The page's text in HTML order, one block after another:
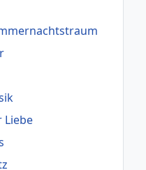
Liebe